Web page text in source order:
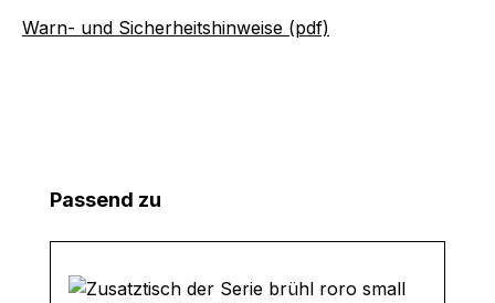
Warn- und Sicherheitshinweise (pdf)
Produktgalerie überspringen
Passend zu